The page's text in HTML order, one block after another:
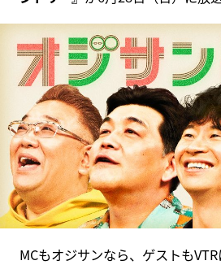
MCもオジサンなら、ゲストも